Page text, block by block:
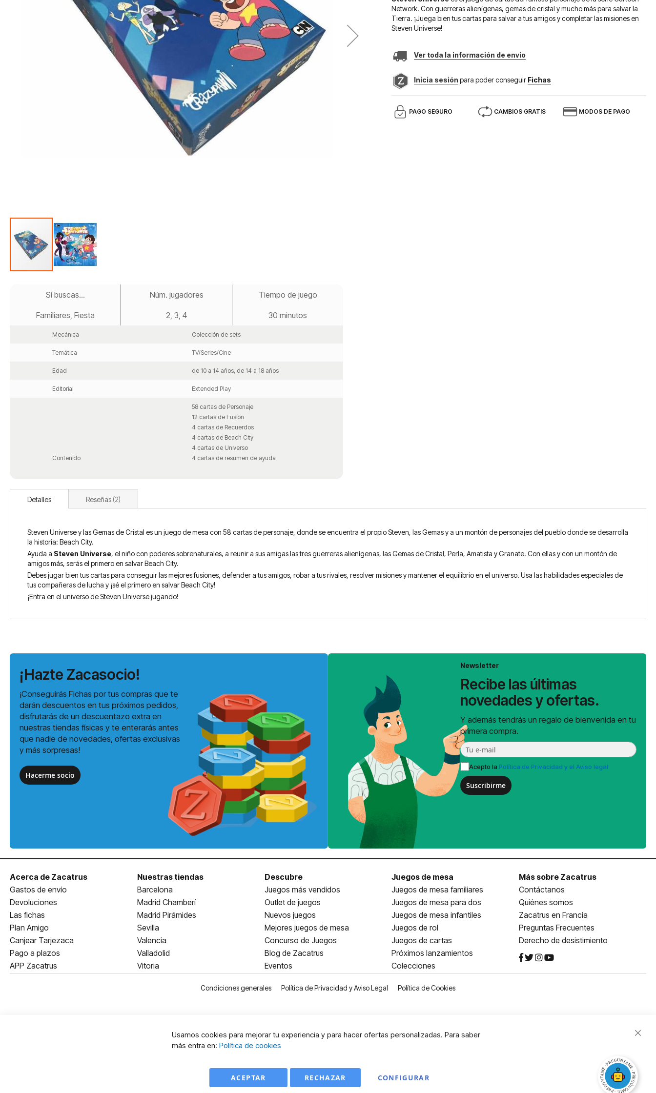
Network. Con guerreras alienígenas, gemas de cristal y mucho más para salvar la
Tierra. ¡Juega bien tus cartas para salvar a tus amigos y completar las misiones en
Steven Universe!
Ver toda la información de envio
Inicia sesión para poder conseguir Fichas
PAGO SEGURO CAMBIOS GRATIS MODOS DE PAGO
Si buscas...
Familiares, Fiesta
Núm. jugadores
2, 3, 4
Tiempo de juego
30 minutos
Mecánica Colección de sets
Temática TV/Series/Cine
Edad de 10 a 14 años, de 14 a 18 años
Editorial Extended Play
Contenido
58 cartas de Personaje
12 cartas de Fusión
4 cartas de Recuerdos
4 cartas de Beach City
4 cartas de Universo
4 cartas de resumen de ayuda
Detalles
Steven Universe y las Gemas de Cristal es un juego de mesa con 58 cartas de personaje, donde se encuentra el propio Steven, las Gemas y a un montón de personajes del pueblo donde se desarrolla
la historia: Beach City.
Ayuda a Steven Universe, el niño con poderes sobrenaturales, a reunir a sus amigas las tres guerreras alienígenas, las Gemas de Cristal, Perla, Amatista y Granate. Con ellas y con un montón de
amigos más, serás el primero en salvar Beach City.
Debes jugar bien tus cartas para conseguir las mejores fusiones, defender a tus amigos, robar a tus rivales, resolver misiones y mantener el equilibrio en el universo. Usa las habilidades especiales de
tus compañeras de lucha y ¡sé el primero en salvar Beach City!
¡Entra en el universo de Steven Universe jugando!
Reseñas 2
¡Hazte Zacasocio!
¡Conseguirás Fichas por tus compras que te
darán descuentos en tus próximos pedidos,
disfrutarás de un descuentazo extra en
nuestras tiendas físicas y te enterarás antes
que nadie de novedades, ofertas exclusivas
y más sorpresas!
Hacerme socio
Newsletter
Recibe las últimas
novedades y ofertas.
Y además tendrás un regalo de bienvenida en tu
primera compra.
Acepto la Política de Privacidad y el Aviso legal
Suscribirme
Acerca de Zacatrus
Gastos de envío
Devoluciones
Las fichas
Plan Amigo
Canjear Tarjezaca
Pago a plazos
APP Zacatrus
Nuestras tiendas
Barcelona
Madrid Chamberí
Madrid Pirámides
Sevilla
Valencia
Valladolid
Vitoria
Descubre
Juegos más vendidos
Outlet de juegos
Nuevos juegos
Mejores juegos de mesa
Concurso de Juegos
Blog de Zacatrus
Eventos
Juegos de mesa
Juegos de mesa familiares
Juegos de mesa para dos
Juegos de mesa infantiles
Juegos de rol
Juegos de cartas
Próximos lanzamientos
Colecciones
Más sobre Zacatrus
Contáctanos
Quiénes somos
Zacatrus en Francia
Preguntas Frecuentes
Derecho de desistimiento
Condiciones generales Política de Privacidad y Aviso Legal Política de Cookies
Usamos cookies para mejorar tu experiencia y para hacer ofertas personalizadas. Para saber
más entra en: Política de cookies
ACEPTAR CONFIGURAR
RECHAZAR